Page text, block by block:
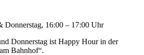
Donnerstag, 16:00 – 17:00 Uhr
Donnerstag ist Happy Hour in der
Bahnhof“.